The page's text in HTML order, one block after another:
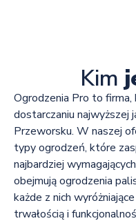
Kim
Ogrodzenia Pro to
dostarczaniu
Przeworsku. W naszej
typy ogrodzeń, które
najbardziej
obejmują ogrodzenia
każde z nich
trwałością i